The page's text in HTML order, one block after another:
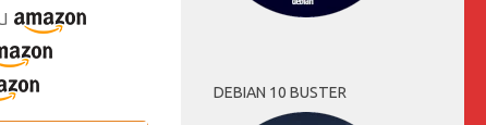
DEBIAN 10 BUSTER